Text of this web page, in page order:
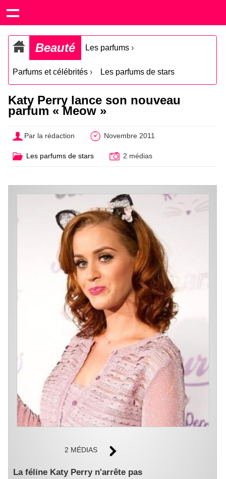
Beauté Les parfums ›
Parfums et célébrités › Les parfums de stars
Katy Perry lance son nouveau
parfum « Meow »
Par la rédaction Novembre 2011
Les parfums de stars 2 médias
2 MÉDIAS
La féline Katy Perry n'arrête pas